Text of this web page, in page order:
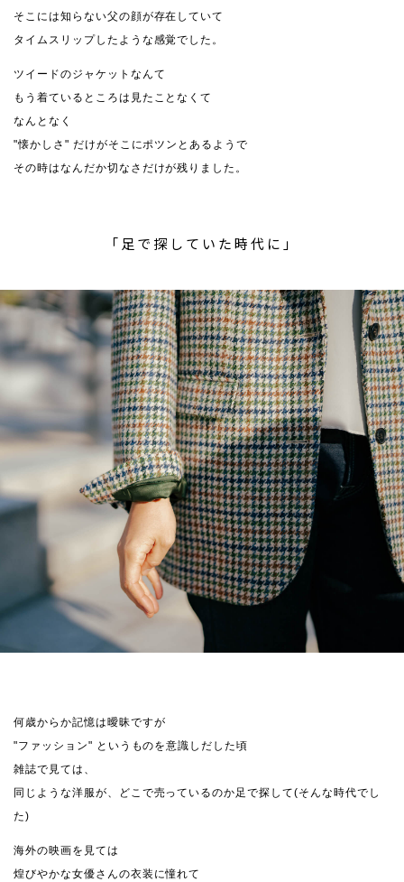
そこには知らない父の顔が存在していて
タイムスリップしたような感覚でした。
ツイードのジャケットなんて
もう着ているところは見たことなくて
なんとなく
"懐かしさ" だけがそこにポツンとあるようで
その時はなんだか切なさだけが残りました。
「足で探していた時代に」
何歳からか記憶は曖昧ですが
"ファッション" というものを意識しだした頃
雑誌で見ては、
同じような洋服が、どこで売っているのか足で探して(そんな時代でし
た)
海外の映画を見ては
煌びやかな女優さんの衣装に憧れて